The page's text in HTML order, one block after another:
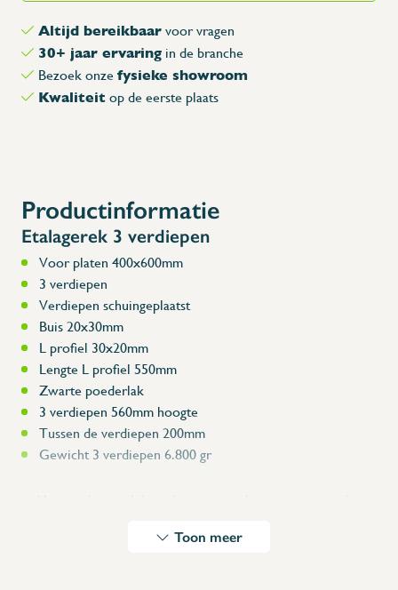
Altijd bereikbaar voor vragen
30+ jaar ervaring in de branche
Bezoek onze fysieke showroom
Kwaliteit op de eerste plaats
Productinformatie
Etalagerek 3 verdiepen
Voor platen 400x600mm
3 verdiepen
Verdiepen schuingeplaatst
Buis 20x30mm
L profiel 30x20mm
Lengte L profiel 550mm
Zwarte poederlak
3 verdiepen 560mm hoogte
Tussen de verdiepen 200mm
Gewicht 3 verdiepen 6.800 gr
Toon meer